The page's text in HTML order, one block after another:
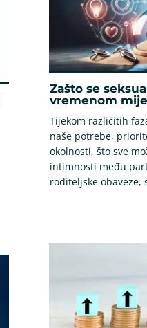
Zašto se
vremenom
Tijekom različitih
naše potrebe,
okolnosti, što sve
intimnosti među
roditeljske obaveze,